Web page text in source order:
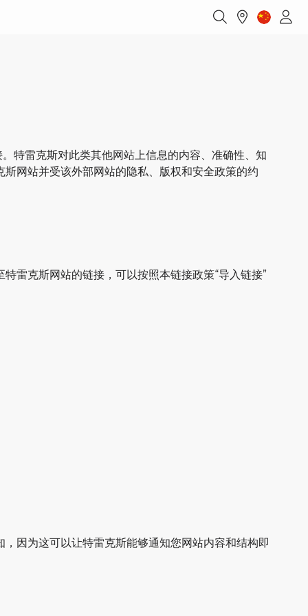
特雷克斯对此类其他网站上信息的内容、准确性、知
网站并受该外部网站的隐私、版权和安全政策的约
雷克斯网站的链接，可以按照本链接政策“导入链接”
因为这可以让特雷克斯能够通知您网站内容和结构即